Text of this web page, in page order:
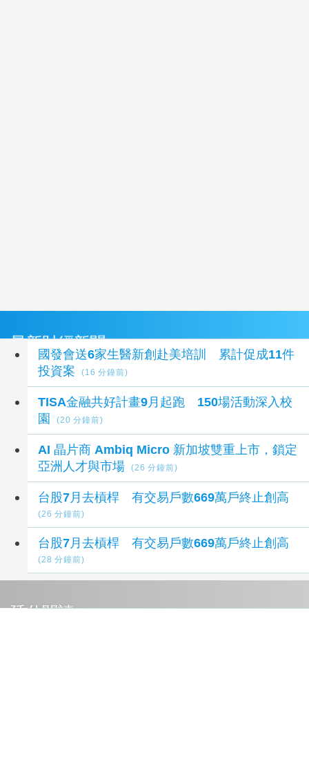
最新財經新聞
國發會送6家生醫新創赴美培訓 累計促成11件
投資案
(16 分鐘前)
TISA金融共好計畫9月起跑 150場活動深入校
園
(20 分鐘前)
AI 晶片商 Ambiq Micro 新加坡雙重上市，鎖定
亞洲人才與市場
(26 分鐘前)
台股7月去槓桿 有交易戶數669萬戶終止創高
(26 分鐘前)
台股7月去槓桿 有交易戶數669萬戶終止創高
(28 分鐘前)
延伸閱讀